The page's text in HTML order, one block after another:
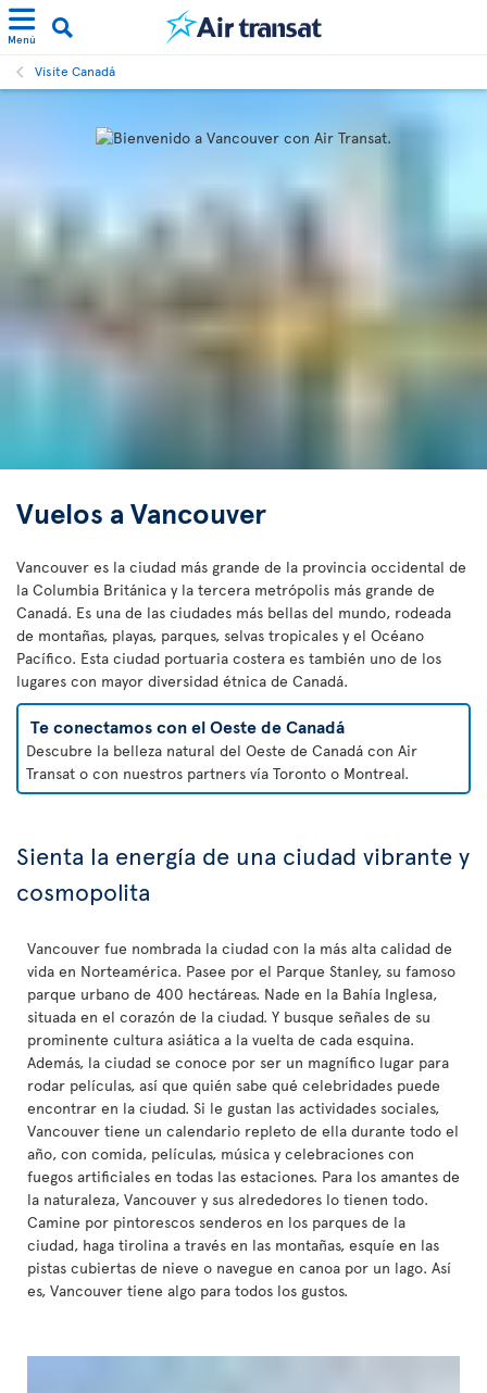
Menú
Visite Canadá
Vuelos a Vancouver
Vancouver es la ciudad más grande de la provincia occidental de
la Columbia Británica y la tercera metrópolis más grande de
Canadá. Es una de las ciudades más bellas del mundo, rodeada
de montañas, playas, parques, selvas tropicales y el Océano
Pacífico. Esta ciudad portuaria costera es también uno de los
lugares con mayor diversidad étnica de Canadá.
Te conectamos con el Oeste de Canadá
Descubre la belleza natural del Oeste de Canadá con Air
Transat o con nuestros partners vía Toronto o Montreal.
Sienta la energía de una ciudad vibrante y
cosmopolita
Vancouver fue nombrada la ciudad con la más alta calidad de
vida en Norteamérica. Pasee por el Parque Stanley, su famoso
parque urbano de 400 hectáreas. Nade en la Bahía Inglesa,
situada en el corazón de la ciudad. Y busque señales de su
prominente cultura asiática a la vuelta de cada esquina.
Además, la ciudad se conoce por ser un magnífico lugar para
rodar películas, así que quién sabe qué celebridades puede
encontrar en la ciudad. Si le gustan las actividades sociales,
Vancouver tiene un calendario repleto de ella durante todo el
año, con comida, películas, música y celebraciones con
fuegos artificiales en todas las estaciones. Para los amantes de
la naturaleza, Vancouver y sus alrededores lo tienen todo.
Camine por pintorescos senderos en los parques de la
ciudad, haga tirolina a través en las montañas, esquíe en las
pistas cubiertas de nieve o navegue en canoa por un lago. Así
es, Vancouver tiene algo para todos los gustos.